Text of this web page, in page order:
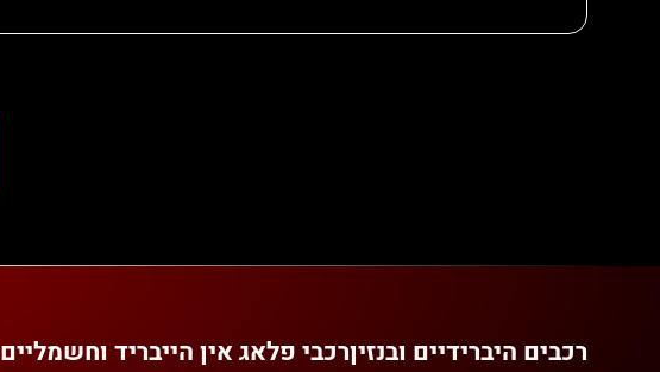
רכבים היברידיים ובנזיןרכבי פלאג אין הייבריד וחשמליים